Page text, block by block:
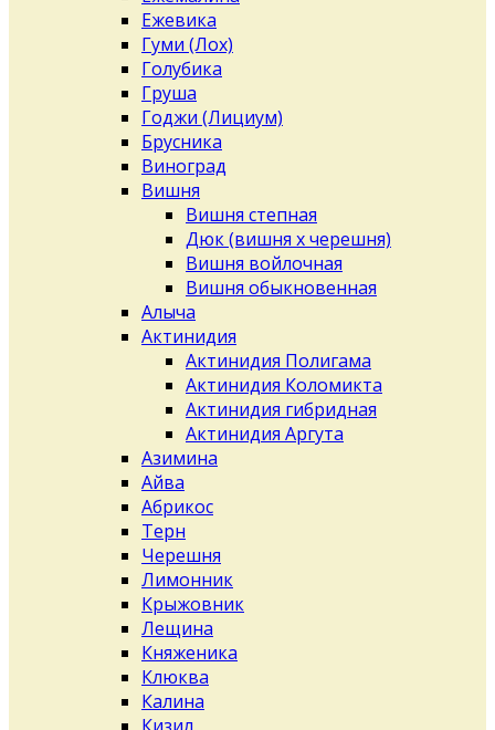
Ежевика
Гуми (Лох)
Голубика
Груша
Годжи (Лициум)
Брусника
Виноград
Вишня
Вишня степная
Дюк (вишня х черешня)
Вишня войлочная
Вишня обыкновенная
Алыча
Актинидия
Актинидия Полигама
Актинидия Коломикта
Актинидия гибридная
Актинидия Аргута
Азимина
Айва
Абрикос
Терн
Черешня
Лимонник
Крыжовник
Лещина
Княженика
Клюква
Калина